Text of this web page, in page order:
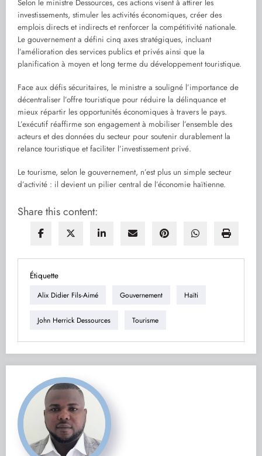
Selon le ministre Dessources, ces actions visent à attirer les
investissements, stimuler les activités économiques, créer des
emplois directs et indirects et renforcer la compétitivité nationale.
Le gouvernement a défini cinq axes stratégiques, incluant
l’amélioration des services publics et privés ainsi que la
planification à moyen et long terme du développement touristique.
Face aux défis sécuritaires, le ministre a souligné l’importance de
décentraliser l’offre touristique pour réduire la délinquance et
mieux répartir les opportunités économiques à travers le pays.
L’exécutif réaffirme son engagement à mobiliser l’ensemble des
acteurs et des données du secteur pour soutenir durablement la
relance touristique et faciliter l’investissement privé.
Le tourisme, selon le gouvernement, n’est plus un simple secteur
d’activité : il devient un pilier central de l’économie haïtienne.
Share this content:
Étiquette
Alix Didier Fils-Aimé Gouvernement Haïti
John Herrick Dessources Tourisme